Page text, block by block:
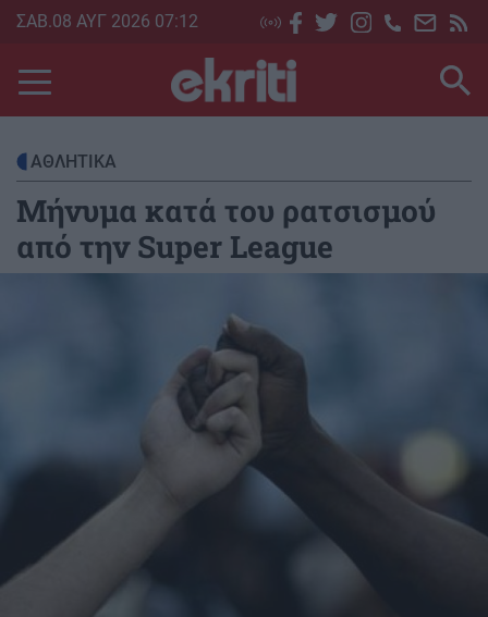
Skip
main
content
ΣΑΒ.08 ΑΥΓ 2026 07:12
ΑΘΛΗΤΙΚΑ
Μήνυμα κατά του ρατσισμού
από την Super League